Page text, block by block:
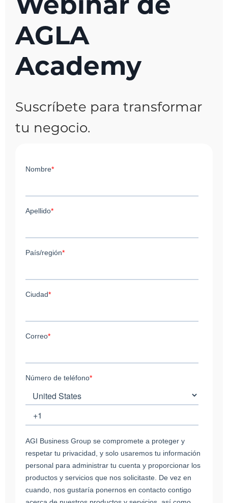
AGLA
Academy
Suscríbete para transformar
tu negocio.